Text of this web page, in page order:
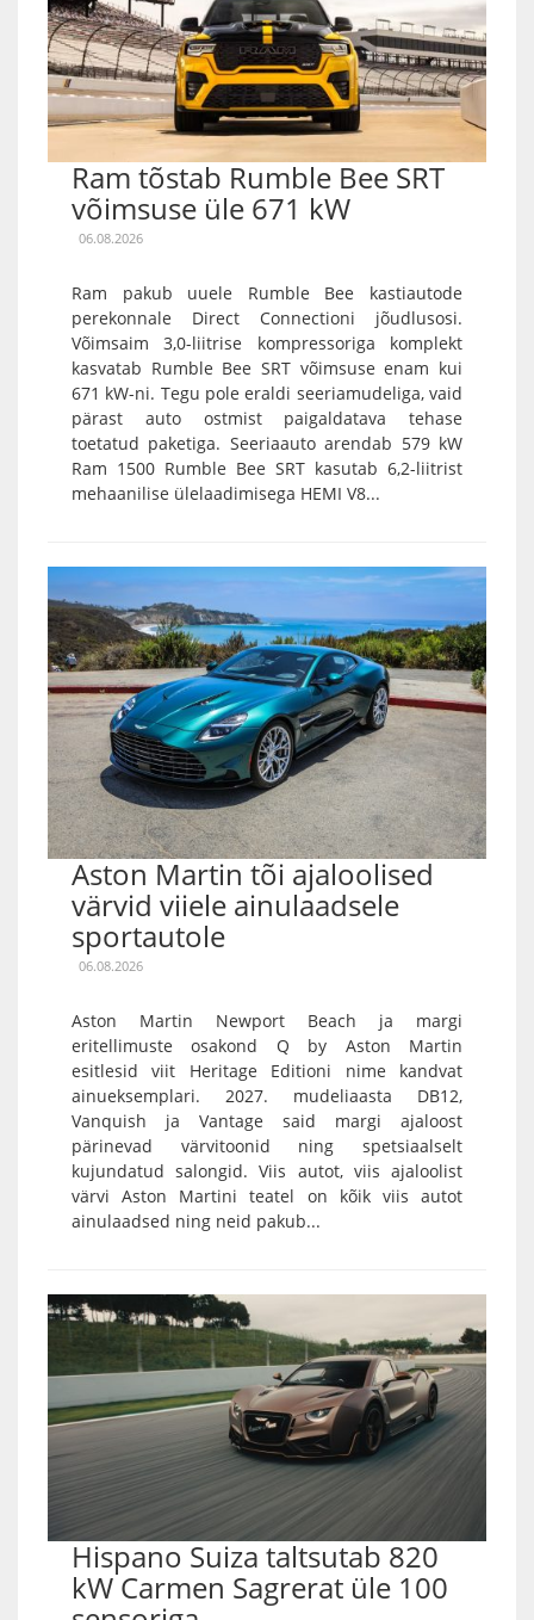
Ram tõstab Rumble Bee SRT
võimsuse üle 671 kW
06.08.2026
Ram pakub uuele Rumble Bee kastiautode
perekonnale Direct Connectioni jõudlusosi.
Võimsaim 3,0-liitrise kompressoriga komplekt
kasvatab Rumble Bee SRT võimsuse enam kui
671 kW-ni. Tegu pole eraldi seeriamudeliga, vaid
pärast auto ostmist paigaldatava tehase
toetatud paketiga. Seeriaauto arendab 579 kW
Ram 1500 Rumble Bee SRT kasutab 6,2-liitrist
mehaanilise ülelaadimisega HEMI V8...
Aston Martin tõi ajaloolised
värvid viiele ainulaadsele
sportautole
06.08.2026
Aston Martin Newport Beach ja margi
eritellimuste osakond Q by Aston Martin
esitlesid viit Heritage Editioni nime kandvat
ainueksemplari. 2027. mudeliaasta DB12,
Vanquish ja Vantage said margi ajaloost
pärinevad värvitoonid ning spetsiaalselt
kujundatud salongid. Viis autot, viis ajaloolist
värvi Aston Martini teatel on kõik viis autot
ainulaadsed ning neid pakub...
Hispano Suiza taltsutab 820
kW Carmen Sagrerat üle 100